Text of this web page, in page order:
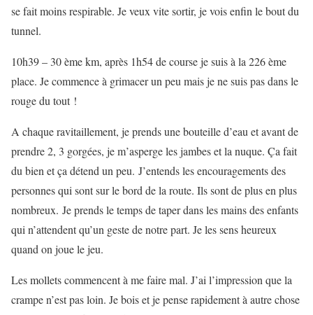
se fait moins respirable. Je veux vite sortir, je vois enfin le bout du
tunnel.
10h39 – 30 ème km, après 1h54 de course je suis à la 226 ème
place. Je commence à grimacer un peu mais je ne suis pas dans le
rouge du tout !
A chaque ravitaillement, je prends une bouteille d’eau et avant de
prendre 2, 3 gorgées, je m’asperge les jambes et la nuque. Ça fait
du bien et ça détend un peu. J’entends les encouragements des
personnes qui sont sur le bord de la route. Ils sont de plus en plus
nombreux. Je prends le temps de taper dans les mains des enfants
qui n’attendent qu’un geste de notre part. Je les sens heureux
quand on joue le jeu.
Les mollets commencent à me faire mal. J’ai l’impression que la
crampe n’est pas loin. Je bois et je pense rapidement à autre chose